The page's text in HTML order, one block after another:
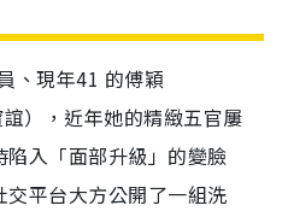
、現年41 的傅穎
誼），近年她的精緻五官屢
入「面部升級」的變臉
平台大方公開了一組洗